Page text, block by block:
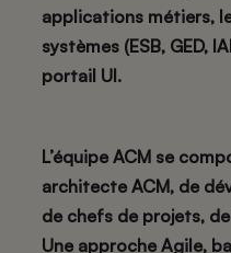
applications métiers,
systèmes (ESB, GED,
portail UI.
L’équipe ACM se
architecte ACM, de
de chefs de projets,
Une approche Agile,